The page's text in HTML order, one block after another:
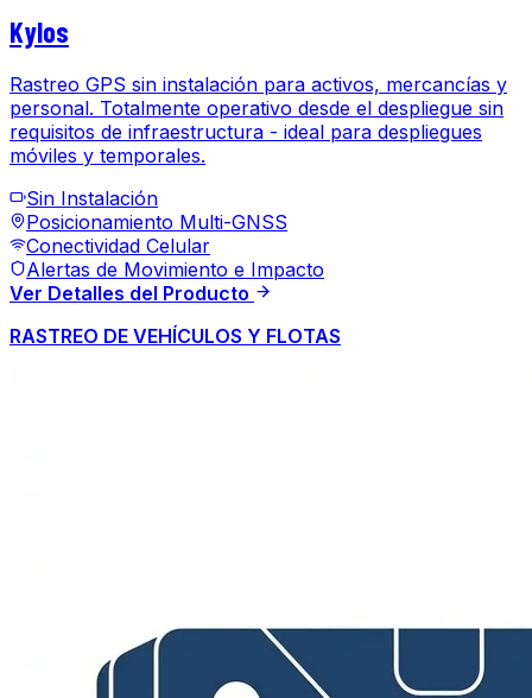
Kylos
Rastreo GPS sin instalación para activos, mercancías y
personal. Totalmente operativo desde el despliegue sin
requisitos de infraestructura - ideal para despliegues
móviles y temporales.
Sin Instalación
Posicionamiento Multi-GNSS
Conectividad Celular
Alertas de Movimiento e Impacto
Ver Detalles del Producto
RASTREO DE VEHÍCULOS Y FLOTAS